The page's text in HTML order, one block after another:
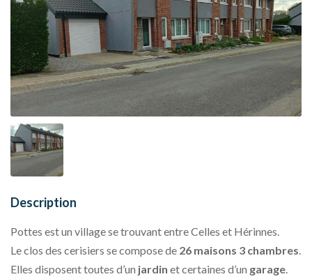
Description
Pottes est un village se trouvant entre Celles et Hérinnes.
Le clos des cerisiers se compose de 26 maisons 3 chambres.
Elles disposent toutes d’un jardin et certaines d’un garage.